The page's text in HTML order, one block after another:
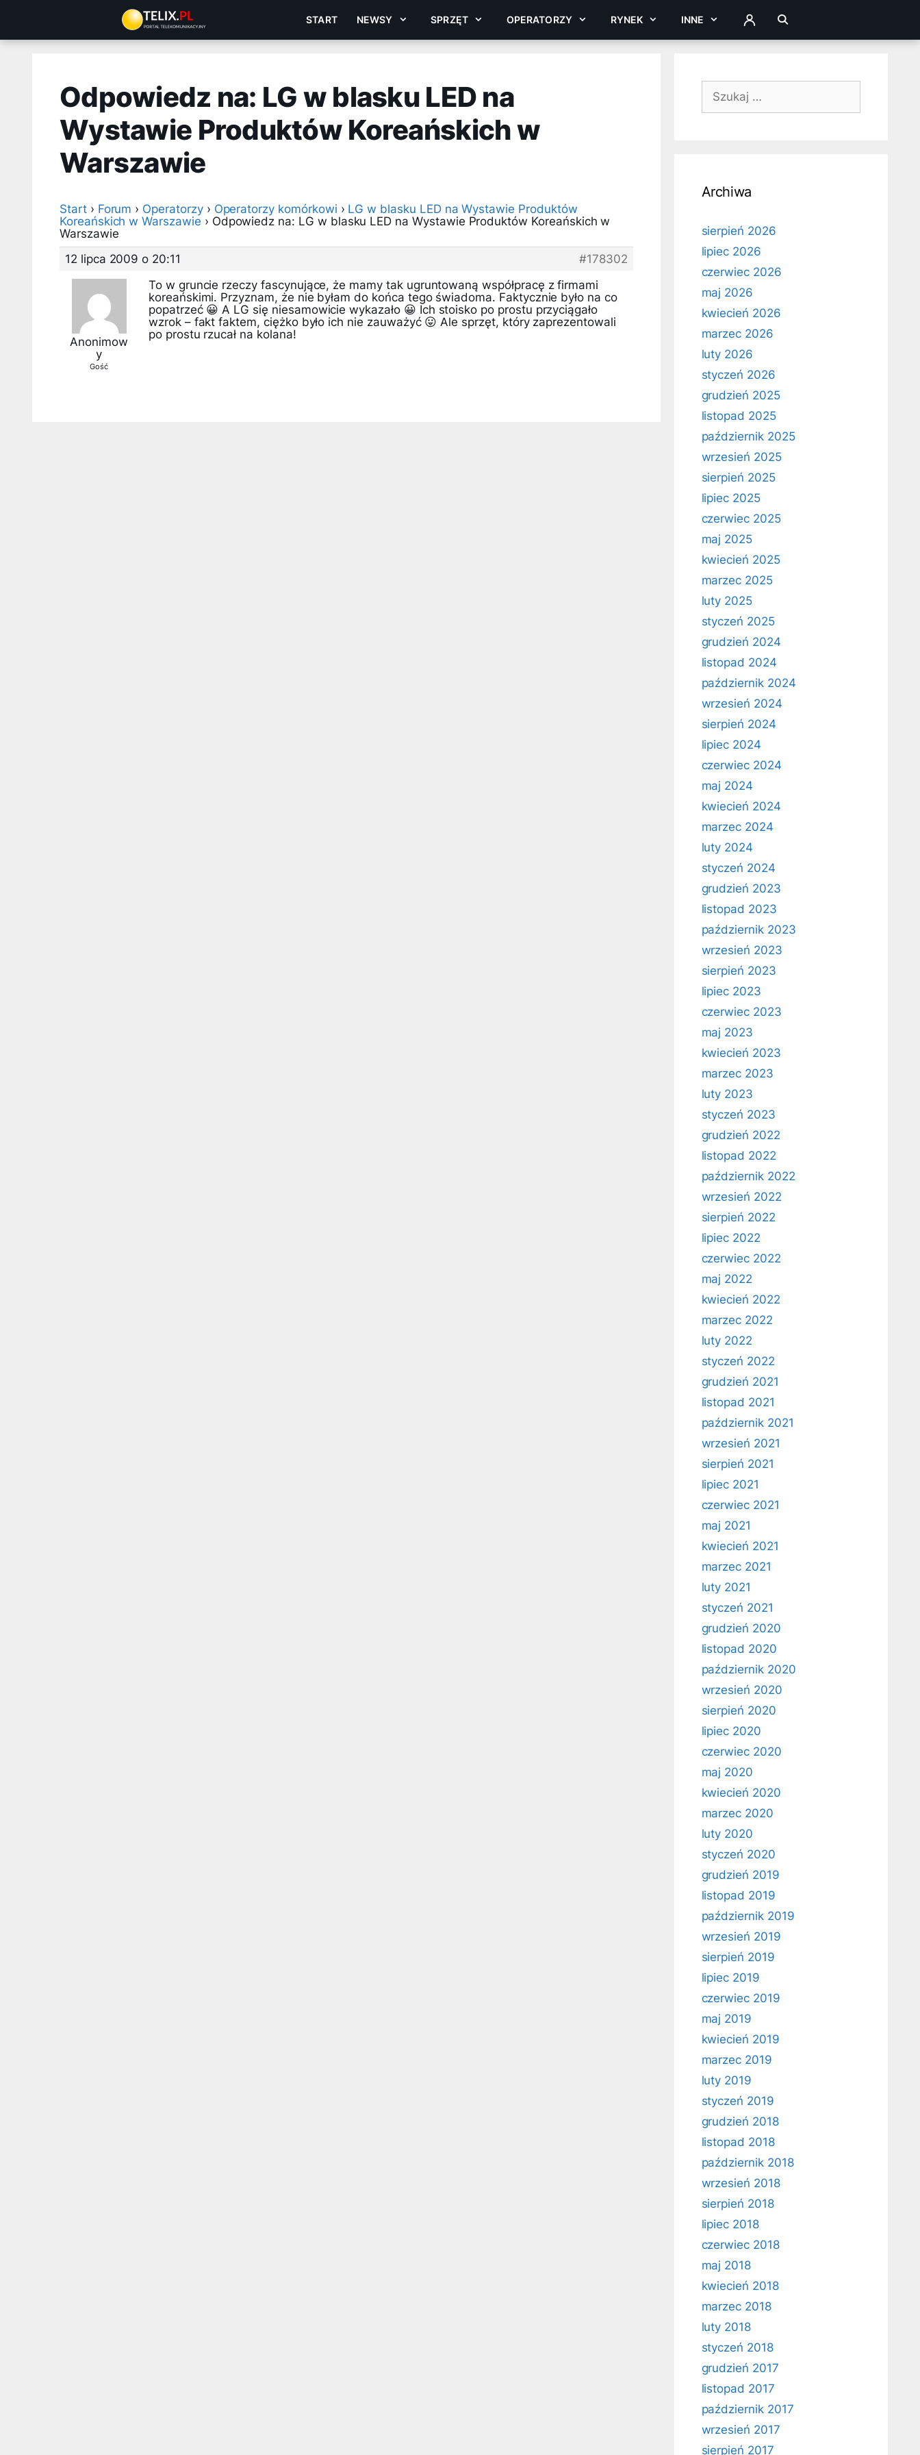
treści
START NEWSY SPRZĘT OPERATORZY RYNEK INNE ZALOGUJ
Odpowiedz na: LG w blasku LED na
Wystawie Produktów Koreańskich w
Warszawie
Start › Forum › Operatorzy › Operatorzy komórkowi › LG w blasku LED na Wystawie Produktów
Koreańskich w Warszawie › Odpowiedz na: LG w blasku LED na Wystawie Produktów Koreańskich w
Warszawie
12 lipca 2009 o 20:11
#178302
Anonimow
y
Gość
To w gruncie rzeczy fascynujące, że mamy tak ugruntowaną współpracę z firmami
koreańskimi. Przyznam, że nie byłam do końca tego świadoma. Faktycznie było na co
popatrzeć 😀 A LG się niesamowicie wykazało 😀 Ich stoisko po prostu przyciągało
wzrok – fakt faktem, ciężko było ich nie zauważyć 😛 Ale sprzęt, który zaprezentowali
po prostu rzucał na kolana!
Szukaj:
Archiwa
sierpień 2026
lipiec 2026
czerwiec 2026
maj 2026
kwiecień 2026
marzec 2026
luty 2026
styczeń 2026
grudzień 2025
listopad 2025
październik 2025
wrzesień 2025
sierpień 2025
lipiec 2025
czerwiec 2025
maj 2025
kwiecień 2025
marzec 2025
luty 2025
styczeń 2025
grudzień 2024
listopad 2024
październik 2024
wrzesień 2024
sierpień 2024
lipiec 2024
czerwiec 2024
maj 2024
kwiecień 2024
marzec 2024
luty 2024
styczeń 2024
grudzień 2023
listopad 2023
październik 2023
wrzesień 2023
sierpień 2023
lipiec 2023
czerwiec 2023
maj 2023
kwiecień 2023
marzec 2023
luty 2023
styczeń 2023
grudzień 2022
listopad 2022
październik 2022
wrzesień 2022
sierpień 2022
lipiec 2022
czerwiec 2022
maj 2022
kwiecień 2022
marzec 2022
luty 2022
styczeń 2022
grudzień 2021
listopad 2021
październik 2021
wrzesień 2021
sierpień 2021
lipiec 2021
czerwiec 2021
maj 2021
kwiecień 2021
marzec 2021
luty 2021
styczeń 2021
grudzień 2020
listopad 2020
październik 2020
wrzesień 2020
sierpień 2020
lipiec 2020
czerwiec 2020
maj 2020
kwiecień 2020
marzec 2020
luty 2020
styczeń 2020
grudzień 2019
listopad 2019
październik 2019
wrzesień 2019
sierpień 2019
lipiec 2019
czerwiec 2019
maj 2019
kwiecień 2019
marzec 2019
luty 2019
styczeń 2019
grudzień 2018
listopad 2018
październik 2018
wrzesień 2018
sierpień 2018
lipiec 2018
czerwiec 2018
maj 2018
kwiecień 2018
marzec 2018
luty 2018
styczeń 2018
grudzień 2017
listopad 2017
październik 2017
wrzesień 2017
sierpień 2017